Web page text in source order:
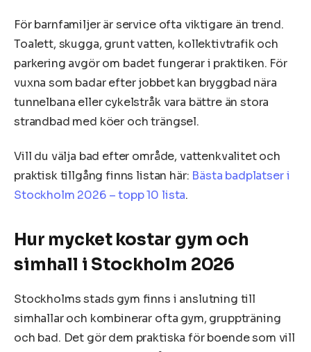
För barnfamiljer är service ofta viktigare än trend.
Toalett, skugga, grunt vatten, kollektivtrafik och
parkering avgör om badet fungerar i praktiken. För
vuxna som badar efter jobbet kan bryggbad nära
tunnelbana eller cykelstråk vara bättre än stora
strandbad med köer och trängsel.
Vill du välja bad efter område, vattenkvalitet och
praktisk tillgång finns listan här: Bästa badplatser i
Stockholm 2026 – topp 10 lista.
Hur mycket kostar gym och
simhall i Stockholm 2026
Stockholms stads gym finns i anslutning till
simhallar och kombinerar ofta gym, gruppträning
och bad. Det gör dem praktiska för boende som vill